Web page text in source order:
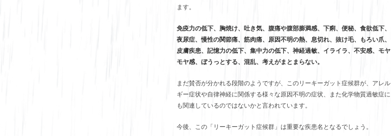
ます。
免疫力の低下、胸焼け、吐き気、腹痛や腹部膨満感、下痢、便秘、食欲低下、
夜尿症、慢性の関節痛、筋肉痛、原因不明の熱、息切れ、抜け毛、もろい爪、
皮膚疾患、記憶力の低下、集中力の低下、神経過敏、イライラ、不安感、モヤ
モヤ感、ぼうっとする、混乱、考えがまとまらない。
まだ賛否が分かれる段階のようですが、このリーキーガット症候群が、アレル
ギー症状や自律神経に関係する様々な原因不明の症状、また化学物質過敏症に
も関連しているのではないかと言われています。
今後、この「リーキーガット症候群」は重要な疾患名となるでしょう。